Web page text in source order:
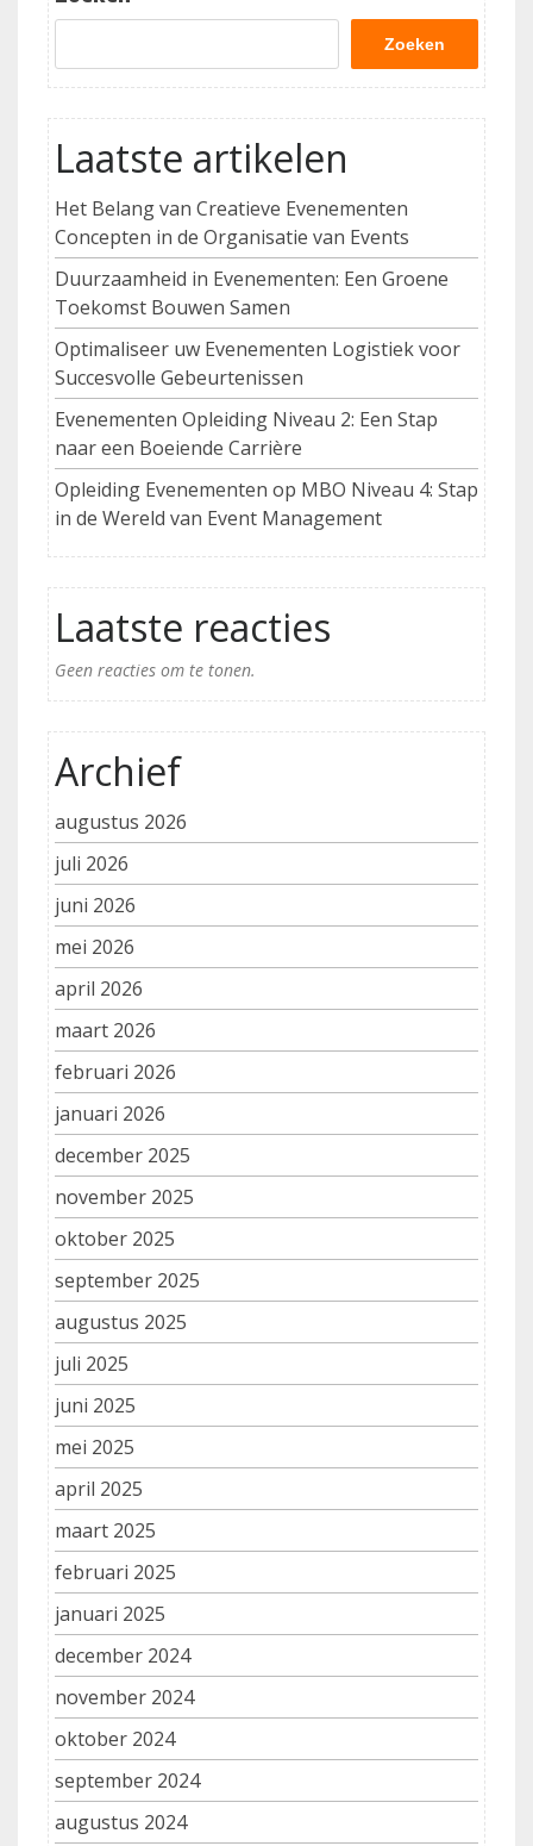
Zoeken
Laatste artikelen
Het Belang van Creatieve Evenementen
Concepten in de Organisatie van Events
Duurzaamheid in Evenementen: Een Groene
Toekomst Bouwen Samen
Optimaliseer uw Evenementen Logistiek voor
Succesvolle Gebeurtenissen
Evenementen Opleiding Niveau 2: Een Stap
naar een Boeiende Carrière
Opleiding Evenementen op MBO Niveau 4: Stap
in de Wereld van Event Management
Laatste reacties
Geen reacties om te tonen.
Archief
augustus 2026
juli 2026
juni 2026
mei 2026
april 2026
maart 2026
februari 2026
januari 2026
december 2025
november 2025
oktober 2025
september 2025
augustus 2025
juli 2025
juni 2025
mei 2025
april 2025
maart 2025
februari 2025
januari 2025
december 2024
november 2024
oktober 2024
september 2024
augustus 2024